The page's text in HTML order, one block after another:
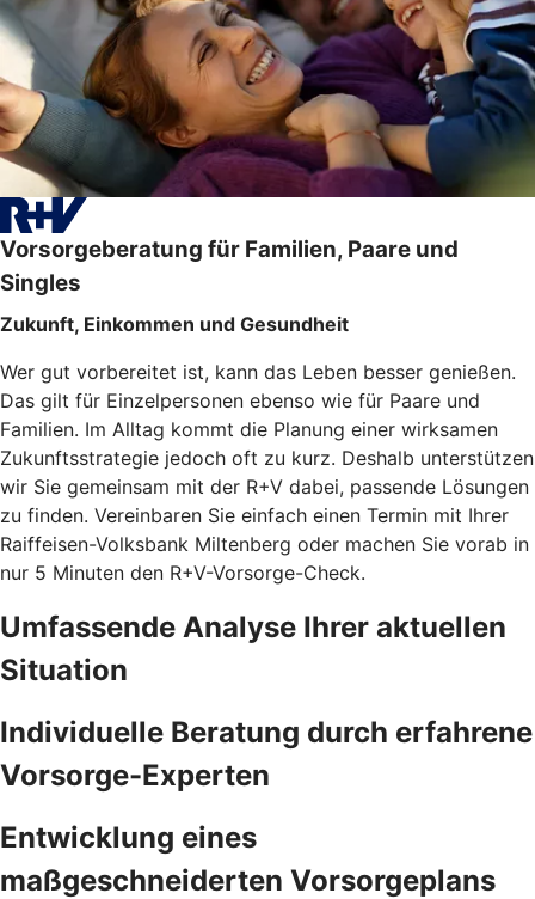
Vorsorgeberatung für Familien, Paare und
Singles
Zukunft, Einkommen und Gesundheit
Wer gut vorbereitet ist, kann das Leben besser genießen.
Das gilt für Einzelpersonen ebenso wie für Paare und
Familien. Im Alltag kommt die Planung einer wirksamen
Zukunftsstrategie jedoch oft zu kurz. Deshalb unterstützen
wir Sie gemeinsam mit der R+V dabei, passende Lösungen
zu finden. Vereinbaren Sie einfach einen Termin mit Ihrer
Raiffeisen-Volksbank Miltenberg oder machen Sie vorab in
nur 5 Minuten den R+V-Vorsorge-Check.
Umfassende Analyse Ihrer aktuellen
Situation
Individuelle Beratung durch erfahrene
Vorsorge-Experten
Entwicklung eines
maßgeschneiderten Vorsorgeplans